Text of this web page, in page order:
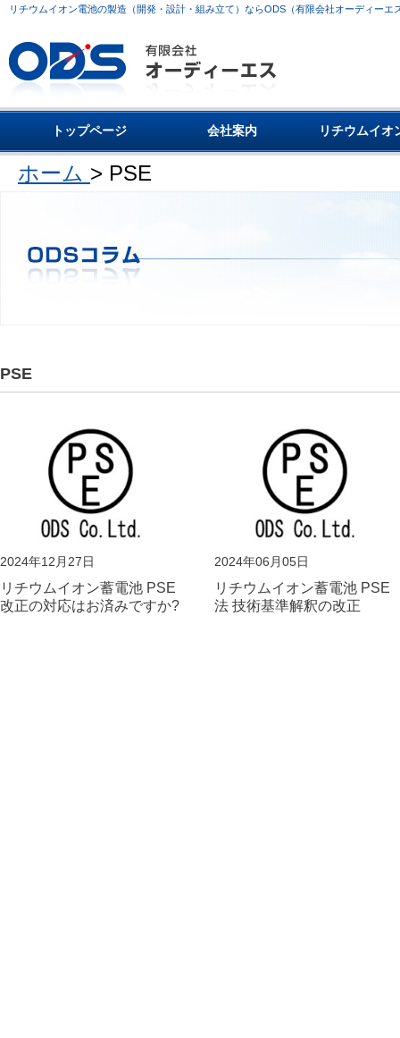
リチウムイオン電池の製造（開発・設計・組み立て）ならODS（有限会社オーディーエ
トップページ 会社案内 リチウムイオ
ホーム > PSE
PSE
2024年12月27日
リチウムイオン蓄電池 PSE
改正の対応はお済みですか?
2024年06月05日
リチウムイオン蓄電池 PSE
法 技術基準解釈の改正